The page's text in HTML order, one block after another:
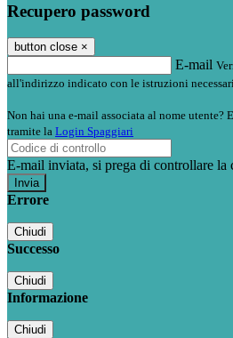
Recupero password
button close ×
E-mail
all'indirizzo indicato con le istruzioni
Non hai una e-mail associata al nome utente?
tramite la Login Spaggiari
E-mail inviata, si prega di controllare la
Errore
Chiudi
Successo
Chiudi
Informazione
Chiudi